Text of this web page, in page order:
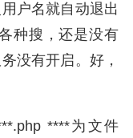
户名就自动退出
种搜，还是没有
没有开启。好，
****为文件